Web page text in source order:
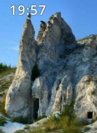
19:57